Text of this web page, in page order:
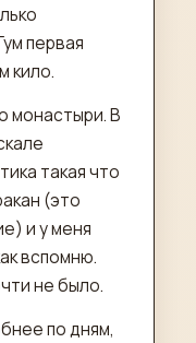
первая
кило.
монастыри. В
такая что
(это
и у меня
вспомню.
не было.
по дням,